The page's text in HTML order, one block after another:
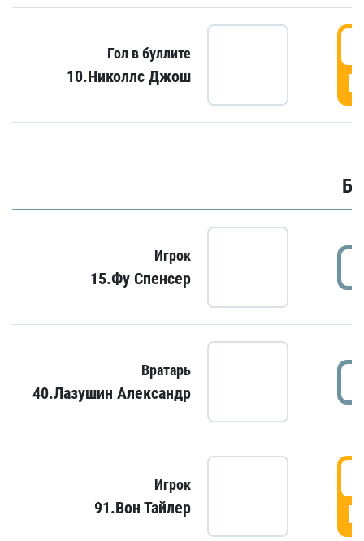
Гол в буллите
10.Николлс Джош
Игрок
15.Фу Спенсер
Вратарь
40.Лазушин Александр
Игрок
91.Вон Тайлер